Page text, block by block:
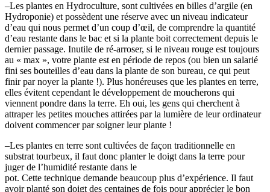
–Les plantes en Hydroculture, sont cultivées en billes d’argile (en
Hydroponie) et possèdent une réserve avec un niveau indicateur
d’eau qui nous permet d’un coup d’œil, de comprendre la quantité
d’eau restante dans le bac et si la plante boit correctement depuis le
dernier passage. Inutile de ré-arroser, si le niveau rouge est toujours
au « max », votre plante est en période de repos (ou bien un salarié
fini ses bouteilles d’eau dans la plante de son bureau, ce qui peut
finir par noyer la plante !). Plus honéreuses que les plantes en terre,
elles évitent cependant le développement de moucherons qui
viennent pondre dans la terre. Eh oui, les gens qui cherchent à
attraper les petites mouches attirées par la lumière de leur ordinateur
doivent commencer par soigner leur plante !
–Les plantes en terre sont cultivées de façon traditionnelle en
substrat tourbeux, il faut donc planter le doigt dans la terre pour
juger de l’humidité restante dans le
pot. Cette technique demande beaucoup plus d’expérience. Il faut
avoir planté son doigt des centaines de fois pour apprécier le bon